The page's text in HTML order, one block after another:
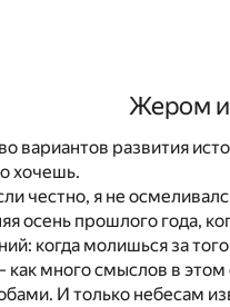
Жером и
вариантов развития
хочешь.
честно, я не
осень прошлого года,
когда молишься за
как много смыслов в
И только небесам